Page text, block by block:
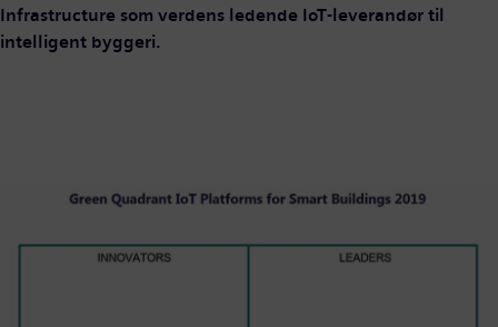
Infrastructure som verdens ledende IoT-leverandør til
intelligent byggeri.